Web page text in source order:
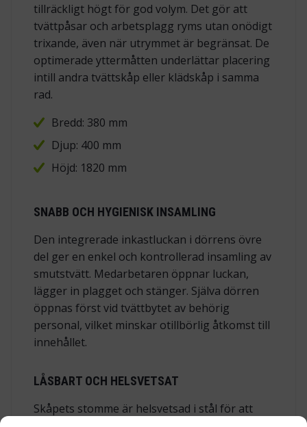
tillräckligt högt för god volym. Det gör att
tvättpåsar och arbetsplagg ryms utan onödigt
trixande, även när utrymmet är begränsat. De
optimerade yttermåtten underlättar placering
intill andra tvättskåp eller klädskåp i samma
rad.
Bredd: 380 mm
Djup: 400 mm
Höjd: 1820 mm
SNABB OCH HYGIENISK INSAMLING
Den integrerade inkastluckan i dörrens övre
del ger en enkel och kontrollerad insamling av
smutstvätt. Medarbetaren öppnar luckan,
lägger in plagget och stänger. Själva dörren
öppnas först vid tvättbytet av behörig
personal, vilket minskar otillbörlig åtkomst till
innehållet.
LÅSBART OCH HELSVETSAT
Skåpets stomme är helsvetsad i stål för att